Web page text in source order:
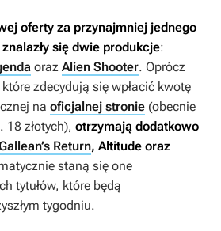
oferty za przynajmniej jednego
się dwie produkcje:
oraz Alien Shooter. Oprócz
zdecydują się wpłacić kwotę
na oficjalnej stronie (obecnie
złotych), otrzymają dodatkowo
Return, Altitude oraz
staną się one
tytułów, które będą
tygodniu.